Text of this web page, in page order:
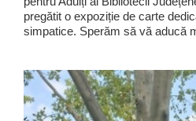
pregătit o expoziție de carte
simpatice. Sperăm să vă aducă